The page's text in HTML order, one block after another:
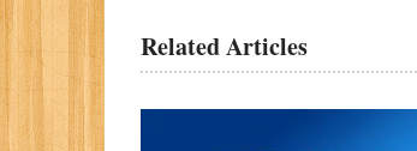
Related Articles